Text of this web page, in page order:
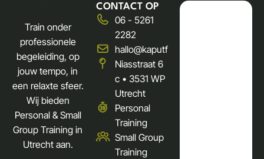
Train onder
professionele
begeleiding, op
jouw tempo, in
een relaxte sfeer.
Wij bieden
Personal & Small
Group Training in
Utrecht aan.
CONTACT OP
06 - 5261
2282
hallo@kaputfit.nl
Niasstraat 6
c • 3531 WP
Utrecht
Personal
Training
Small Group
Training